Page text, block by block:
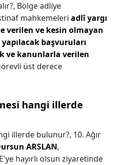
Bölge adliye
mahkemeleri adlî yargı
verilen ve kesin olmayan
başvuruları
ve kanunlarla verilen
üst derece
hangi illerde
illerde bulunur?, 10. Ağır
ARSLAN,
hayırlı olsun ziyaretinde